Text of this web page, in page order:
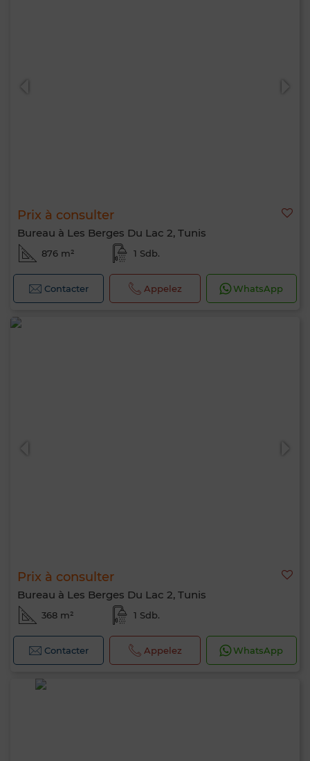
Prix à consulter
Bureau à Les Berges Du Lac 2, Tunis
876 m² 1 Sdb.
Contacter Appelez WhatsApp
Prix à consulter
Bureau à Les Berges Du Lac 2, Tunis
368 m² 1 Sdb.
Contacter Appelez WhatsApp